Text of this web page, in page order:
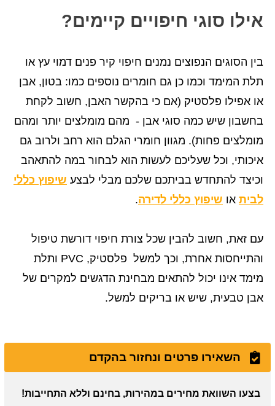
אילו סוגי חיפויים קיימים?
בין הסוגים הנפוצים נמנים חיפוי קיר פנים דמוי עץ או
תלת המימד וכמו כן גם חומרים נוספים כמו: בטון, אבן
או אפילו פלסטיק (אם כי בהקשר האבן, חשוב לקחת
בחשבון שיש כמה סוגי אבן - מהם מומלצים יותר ומהם
מומלצים פחות). מגוון חומרי הגלם הוא רחב ולרוב גם
איכותי, וכל שעליכם לעשות הוא לבחור במה להתאהב
וכיצד להתחדש בביתכם שלכם מבלי לבצע שיפוץ כללי
לבית או שיפוץ כללי לדירה.
עם זאת, חשוב להבין שכל צורת חיפוי דורשת טיפול
והתייחסות אחרת, וכך למשל פלסטיק, PVC ותלת
מימד אינו יכול להתאים מבחינת הדגשים למקרים של
אבן טבעית, שיש או בריקים למשל.
השאירו פרטים ונחזור בהקדם
בצעו השוואת מחירים במהירות, בחינם וללא התחייבות!